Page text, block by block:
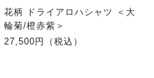
花柄 ドライアロハシャツ ＜大
輪菊/橙赤紫＞
27,500円（税込）